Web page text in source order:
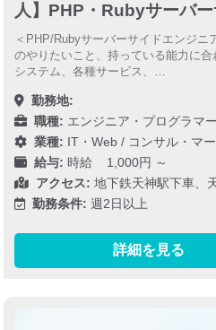
人】PHP・Rubyサーバ
＜PHP/Rubyサーバーサイドエンジニ
のやりたいこと、持っている能力に
システム、各種サービス、…
勤務地:
職種: エンジニア・プログラマー
業種: IT・Web / コンサル・マ
給与: 時給 1,000円 ～
アクセス: 地下鉄天神駅下車、
勤務条件: 週2日以上
詳細を見る